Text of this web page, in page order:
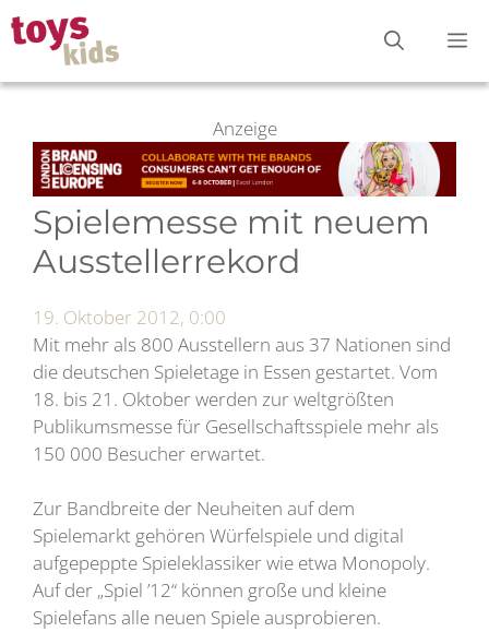
Zum
Inhalt
springen
Anzeige
Spielemesse mit neuem
Ausstellerrekord
19. Oktober 2012, 0:00
Mit mehr als 800 Ausstellern aus 37 Nationen sind
die deutschen Spieletage in Essen gestartet. Vom
18. bis 21. Oktober werden zur weltgrößten
Publikumsmesse für Gesellschaftsspiele mehr als
150 000 Besucher erwartet.
Zur Bandbreite der Neuheiten auf dem
Spielemarkt gehören Würfelspiele und digital
aufgepeppte Spieleklassiker wie etwa Monopoly.
Auf der „Spiel ’12“ können große und kleine
Spielefans alle neuen Spiele ausprobieren.